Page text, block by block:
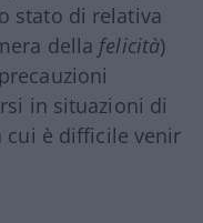
stato di relativa
della felicità)
in situazioni di
cui è difficile venir